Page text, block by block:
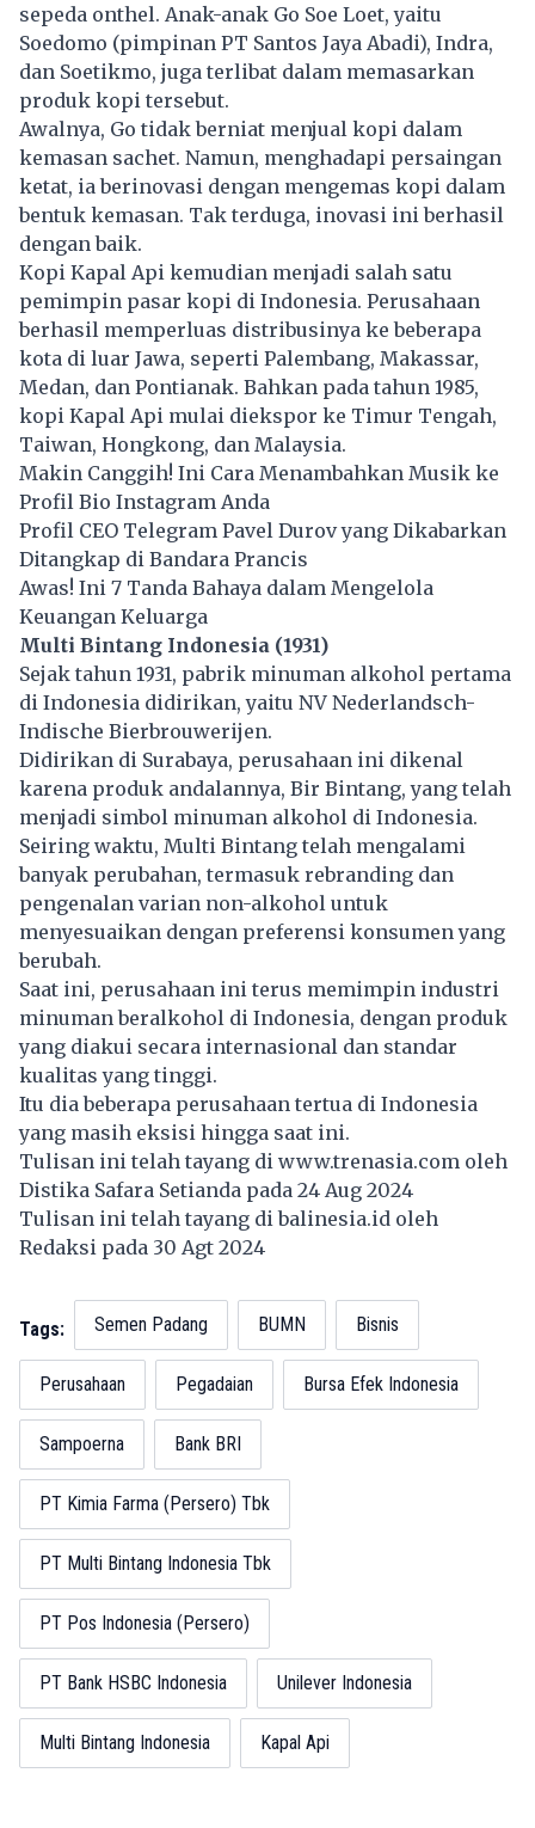
sepeda onthel. Anak-anak Go Soe Loet, yaitu
Soedomo (pimpinan PT Santos Jaya Abadi), Indra,
dan Soetikmo, juga terlibat dalam memasarkan
produk kopi tersebut.
Awalnya, Go tidak berniat menjual kopi dalam
kemasan sachet. Namun, menghadapi persaingan
ketat, ia berinovasi dengan mengemas kopi dalam
bentuk kemasan. Tak terduga, inovasi ini berhasil
dengan baik.
Kopi Kapal Api kemudian menjadi salah satu
pemimpin pasar kopi di Indonesia. Perusahaan
berhasil memperluas distribusinya ke beberapa
kota di luar Jawa, seperti Palembang, Makassar,
Medan, dan Pontianak. Bahkan pada tahun 1985,
kopi Kapal Api mulai diekspor ke Timur Tengah,
Taiwan, Hongkong, dan Malaysia.
Makin Canggih! Ini Cara Menambahkan Musik ke
Profil Bio Instagram Anda
Profil CEO Telegram Pavel Durov yang Dikabarkan
Ditangkap di Bandara Prancis
Awas! Ini 7 Tanda Bahaya dalam Mengelola
Keuangan Keluarga
Multi Bintang Indonesia (1931)
Sejak tahun 1931, pabrik minuman alkohol pertama
di Indonesia didirikan, yaitu NV Nederlandsch-
Indische Bierbrouwerijen.
Didirikan di Surabaya, perusahaan ini dikenal
karena produk andalannya, Bir Bintang, yang telah
menjadi simbol minuman alkohol di Indonesia.
Seiring waktu, Multi Bintang telah mengalami
banyak perubahan, termasuk rebranding dan
pengenalan varian non-alkohol untuk
menyesuaikan dengan preferensi konsumen yang
berubah.
Saat ini, perusahaan ini terus memimpin industri
minuman beralkohol di Indonesia, dengan produk
yang diakui secara internasional dan standar
kualitas yang tinggi.
Itu dia beberapa perusahaan tertua di Indonesia
yang masih eksisi hingga saat ini.
Tulisan ini telah tayang di www.trenasia.com oleh
Distika Safara Setianda pada 24 Aug 2024
Tulisan ini telah tayang dibalinesia.id oleh
Redaksi pada 30 Agt 2024
Tags: Semen Padang BUMN Bisnis
Perusahaan Pegadaian Bursa Efek Indonesia
Sampoerna Bank BRI
PT Kimia Farma (Persero) Tbk
PT Multi Bintang Indonesia Tbk
PT Pos Indonesia (Persero)
PT Bank HSBC Indonesia Unilever Indonesia
Multi Bintang Indonesia Kapal Api